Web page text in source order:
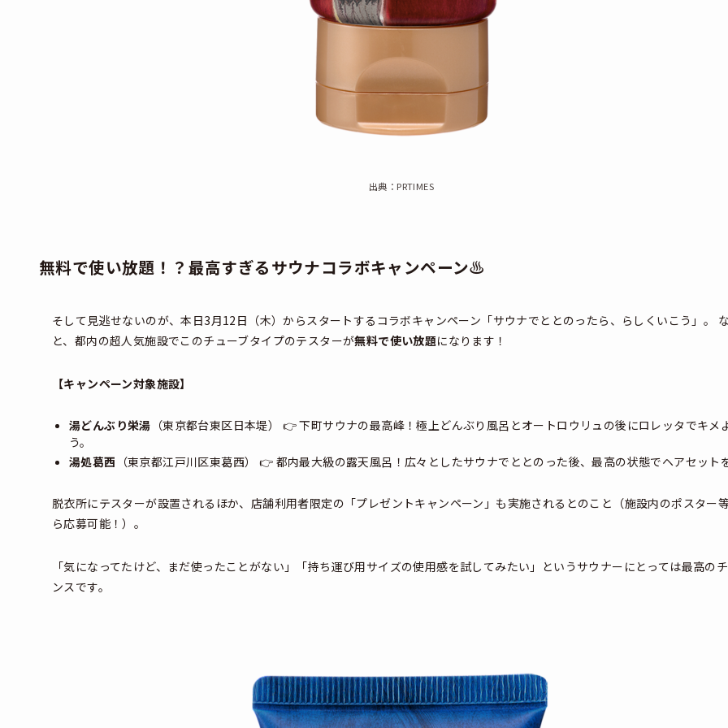
出典：PRTIMES
無料で使い放題！？最高すぎるサウナコラボキャンペーン♨️
そして見逃せないのが、本日3月12日（木）からスタートするコラボキャンペーン「サウナでととのったら、らしくいこう」。
と、都内の超人気施設でこのチューブタイプのテスターが無料で使い放題になります！
【キャンペーン対象施設】
湯どんぶり栄湯 （東京都台東区日本堤） 👉 下町サウナの最高峰！極上どんぶり風呂とオートロウリュの後にロレッタでキメ
う。
湯処葛西 （東京都江戸川区東葛西） 👉 都内最大級の露天風呂！広々としたサウナでととのった後、最高の状態でヘアセット
脱衣所にテスターが設置されるほか、店舗利用者限定の「プレゼントキャンペーン」も実施されるとのこと（施設内のポスター
ら応募可能！）。
「気になってたけど、まだ使ったことがない」「持ち運び用サイズの使用感を試してみたい」というサウナーにとっては最高の
ンスです。